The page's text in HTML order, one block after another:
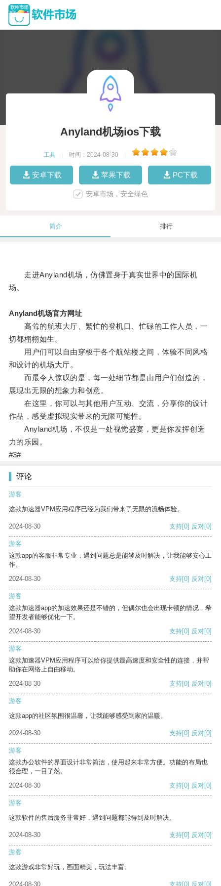
Anyland机场ios下载
工具 时间：2024-08-30
安卓下载 苹果下载 PC下载
安卓市场，安全绿色
简介 排行
走进Anyland机场，仿佛置身于真实世界中的国际机
场。
Anyland机场官方网址
高耸的航班大厅、繁忙的登机口、忙碌的工作人员，一
切都栩栩如生。
用户们可以自由穿梭于各个航站楼之间，体验不同风格
和设计的机场大厅。
而最令人惊叹的是，每一处细节都是由用户们创造的，
展现出无限的想象力和创意。
在这里，你可以与其他用户互动、交流，分享你的设计
作品，感受虚拟现实带来的无限可能性。
Anyland机场，不仅是一处视觉盛宴，更是你发挥创造
力的乐园。
#3#
评论
游客
这款加速器VPM应用程序已经为我们带来了无限的流畅体验。
2024-08-30 支持[0] 反对[0]
游客
这款app的客服非常专业，遇到问题总是能够及时解决，让我能够安心工
作。
2024-08-30
支持[0] 反对[0]
游客
这款加速器app的加速效果还是不错的，但偶尔也会出现卡顿的情况，希
望开发者能够优化一下。
2024-08-30
支持[0] 反对[0]
游客
这款加速器VPM应用程序可以给你提供最高速度和安全性的连接，并帮
助你在网络上自由移动。
2024-08-30
支持[0] 反对[0]
游客
这款app的社区氛围很温馨，让我能够感受到家的温暖。
2024-08-30 支持[0] 反对[0]
游客
这款办公软件的界面设计非常简洁，使用起来非常方便。功能的布局也
很合理，一目了然。
2024-08-30
支持[0] 反对[0]
游客
这款软件的售后服务非常好，遇到问题都能得到及时解决。
2024-08-30 支持[0] 反对[0]
游客
这款游戏非常好玩，画面精美，玩法丰富。
2024-08-30 支持[0] 反对[0]